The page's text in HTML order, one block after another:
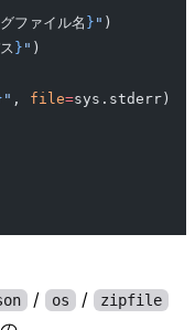
ファイル名 } " )
} " )
" , file=sys.stderr)
/ os / zipfile